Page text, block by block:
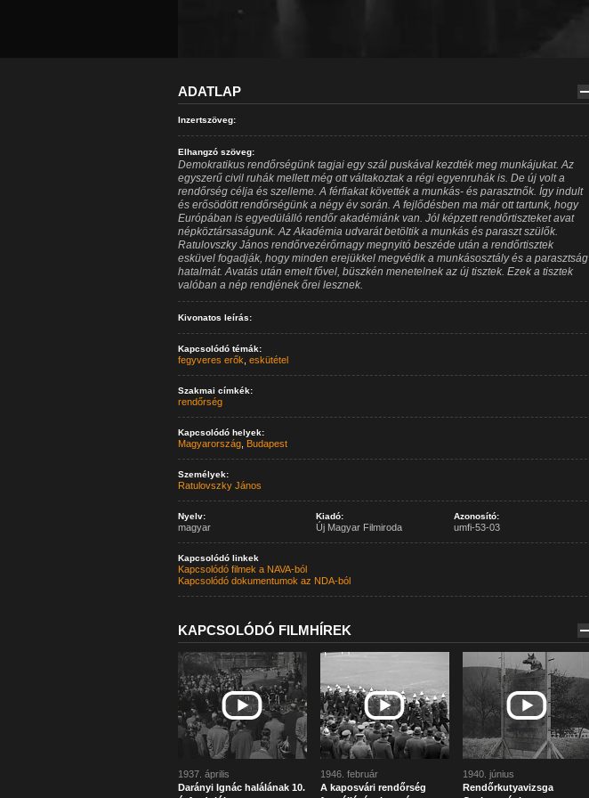
ADATLAP
Inzertszöveg:
Elhangzó szöveg:
Demokratikus rendőrségünk tagjai egy szál puskával kezdték meg munkájukat. Az
egyszerű civil ruhák mellett még ott váltakoztak a régi egyenruhák is. De új volt a
rendőrség célja és szelleme. A férfiakat követték a munkás- és parasztnők. Így indult
és erősödött rendőrségünk a négy év során. A fejlődésben ma már ott tartunk, hogy
Európában is egyedülálló rendőr akadémiánk van. Jól képzett rendőrtiszteket avat
népköztársaságunk. Az Akadémia udvarát betöltik a munkás és paraszt szülők.
Ratulovszky János rendőrvezérőrnagy megnyitó beszéde után a rendőrtisztek
esküvel fogadják, hogy minden erejükkel megvédik a munkásosztály és a parasztság
hatalmát. Avatás után emelt fővel, büszkén menetelnek az új tisztek. Ezek a tisztek
valóban a nép rendjének őrei lesznek.
Kivonatos leírás:
Kapcsolódó témák:
fegyveres erők eskütétel
Szakmai címkék:
rendőrség
Kapcsolódó helyek:
Magyarország, Budapest
Személyek:
Ratulovszky János
Nyelv:
magyar
Kiadó:
Új Magyar Filmiroda
Azonosító:
umfi-53-03
Kapcsolódó linkek
Kapcsolódó filmek a NAVA-ból
Kapcsolódó dokumentumok az NDA-ból
KAPCSOLÓDÓ FILMHÍREK
1937. április
Darányi Ignác halálának 10.
1946. február
A kaposvári rendőrség
1940. június
Rendőrkutyavizsga